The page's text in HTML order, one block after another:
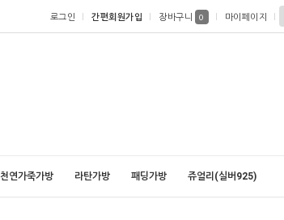
로그인 간편회원가입 장바구니 0 마이페이지
천연가죽가방 라탄가방 패딩가방 쥬얼리(실버925)